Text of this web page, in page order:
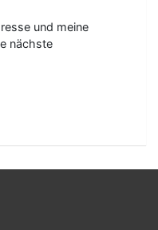
und meine
nächste